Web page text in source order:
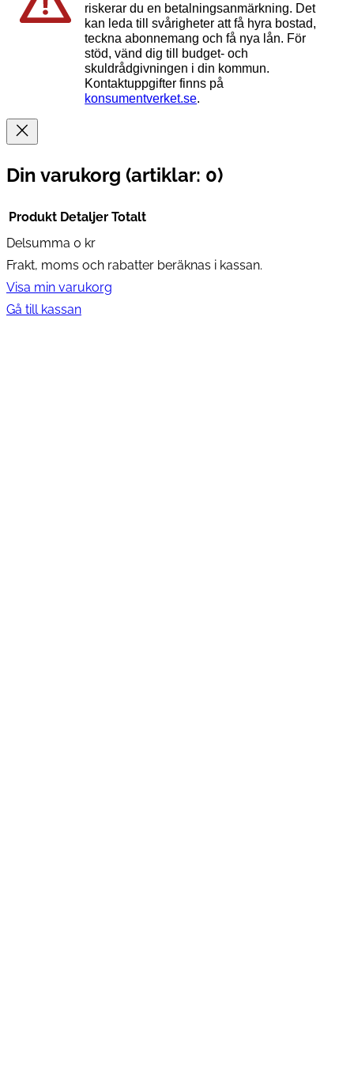
riskerar du en betalningsanmärkning. Det
kan leda till svårigheter att få hyra bostad,
teckna abonnemang och få nya lån. För
stöd, vänd dig till budget- och
skuldrådgivningen i din kommun.
Kontaktuppgifter finns på
konsumentverket.se.
Din varukorg (artiklar: 0)
Produkter
i
varukorg
Produkt Detaljer Totalt
Delsumma 0 kr
Frakt, moms och rabatter beräknas i kassan.
Visa min varukorg
Gå till kassan